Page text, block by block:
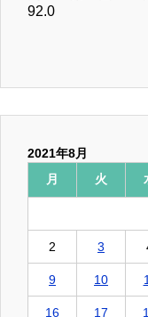
92.0
2021年8月
月
火
2 3
9 10
16 17